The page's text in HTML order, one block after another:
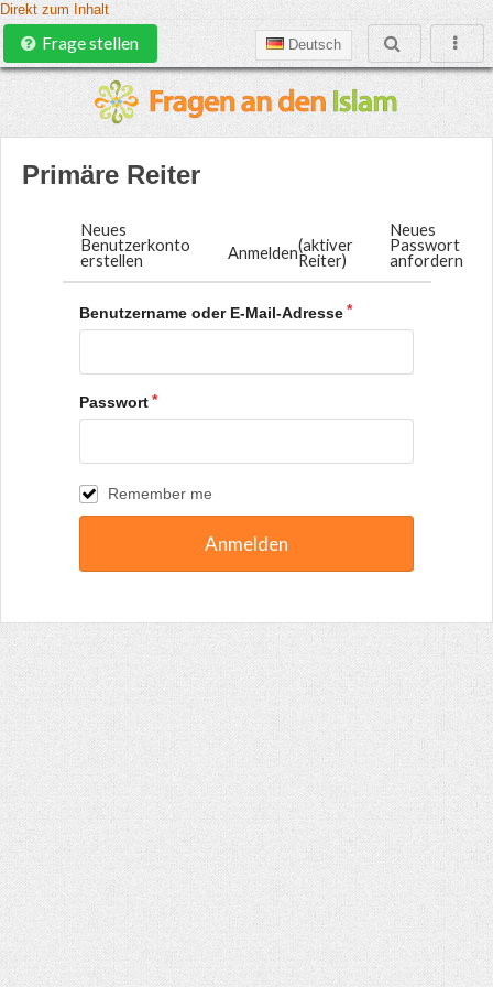
Direkt zum Inhalt
Deutsch
Frage stellen
Primäre Reiter
Neues
Benutzerkonto
erstellen Anmelden(aktiver
Reiter)
Neues
Passwort
anfordern
Benutzername oder E-Mail-Adresse
Passwort
Remember me